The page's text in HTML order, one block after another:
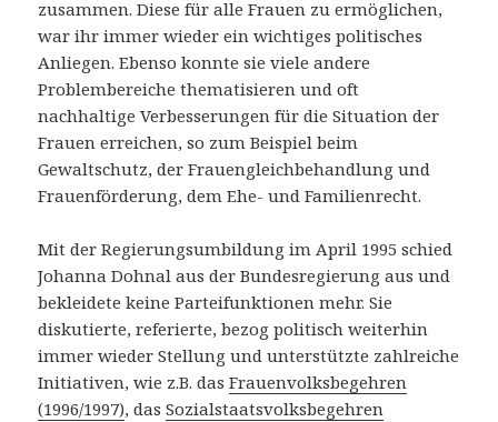
zusammen. Diese für alle Frauen zu ermöglichen,
war ihr immer wieder ein wichtiges politisches
Anliegen. Ebenso konnte sie viele andere
Problembereiche thematisieren und oft
nachhaltige Verbesserungen für die Situation der
Frauen erreichen, so zum Beispiel beim
Gewaltschutz, der Frauengleichbehandlung und
Frauenförderung, dem Ehe- und Familienrecht.
Mit der Regierungsumbildung im April 1995 schied
Johanna Dohnal aus der Bundesregierung aus und
bekleidete keine Parteifunktionen mehr. Sie
diskutierte, referierte, bezog politisch weiterhin
immer wieder Stellung und unterstützte zahlreiche
Initiativen, wie z.B. dasFrauenvolksbegehren
(1996/1997), dasSozialstaatsvolksbegehren